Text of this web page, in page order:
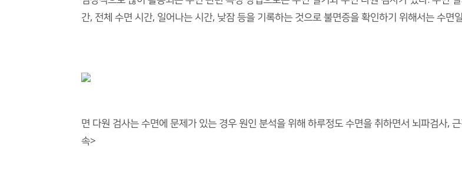
간, 전체 수면 시간, 일어나는 시간, 낮잠 등을 기록하는 것으로 불면증을 확인하기 위해서는 수면
면 다원 검사는 수면에 문제가 있는 경우 원인 분석을 위해 하루정도 수면을 취하면서 뇌파검사,
속>